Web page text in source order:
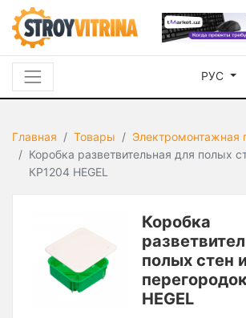
РУС
Главная Товары
Электромонтажная
Коробка разветвительная для полых
КР1204 HEGEL
Коробка
полых стен и
HEGEL